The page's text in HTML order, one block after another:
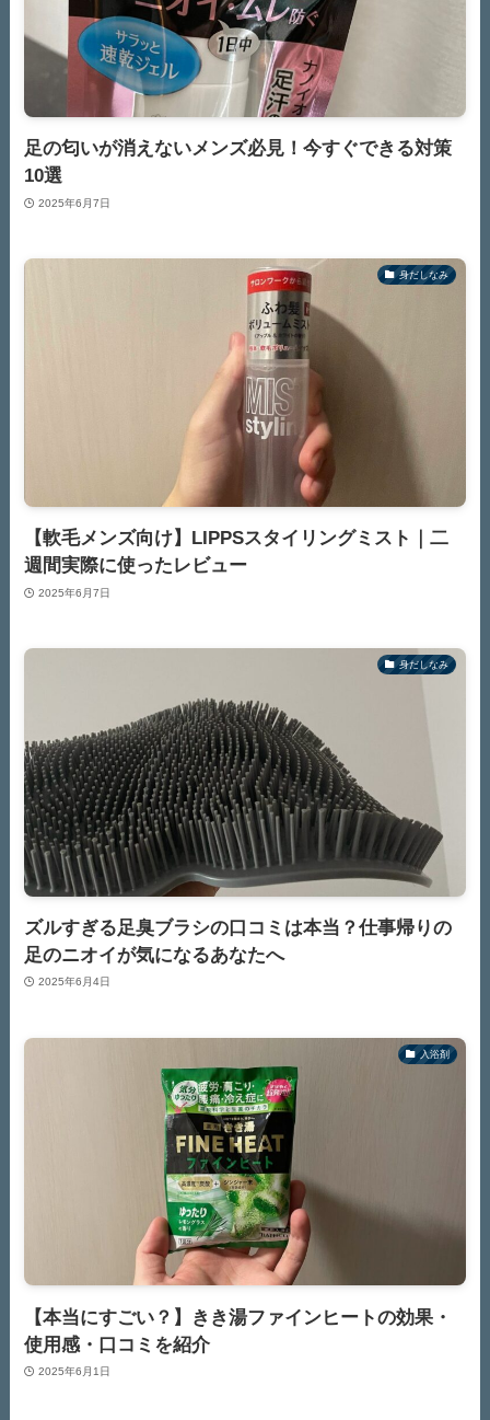
足の匂いが消えないメンズ必見！今すぐできる対策
10選
2025年6月7日
身だしなみ
【軟毛メンズ向け】LIPPSスタイリングミスト｜二
週間実際に使ったレビュー
2025年6月7日
身だしなみ
ズルすぎる足臭ブラシの口コミは本当？仕事帰りの
足のニオイが気になるあなたへ
2025年6月4日
入浴剤
【本当にすごい？】きき湯ファインヒートの効果・
使用感・口コミを紹介
2025年6月1日